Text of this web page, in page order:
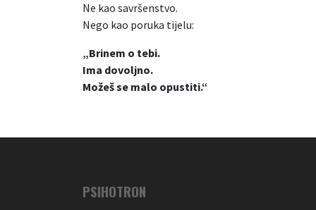
Ne kao savršenstvo.
Nego kao poruka tijelu:
„Brinem o tebi.
Ima dovoljno.
Možeš se malo opustiti.“
PSIHOTRON